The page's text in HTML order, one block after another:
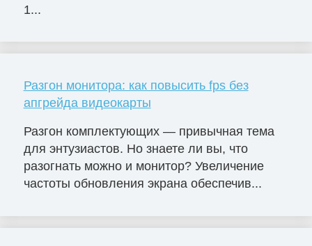
1...
Разгон монитора: как повысить fps без
апгрейда видеокарты
Разгон комплектующих — привычная тема
для энтузиастов. Но знаете ли вы, что
разогнать можно и монитор? Увеличение
частоты обновления экрана обеспечив...